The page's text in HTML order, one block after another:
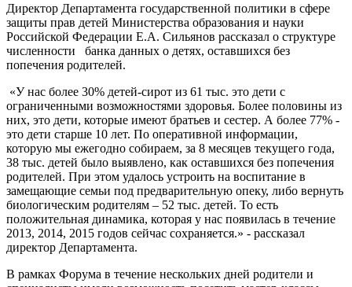
Директор Департамента государственной политики в сфере
защиты прав детей Министерства образования и науки
Российской Федерации Е.А. Сильянов рассказал о структуре
численности банка данных о детях, оставшихся без
попечения родителей.
«У нас более 30% детей-сирот из 61 тыс. это дети с
ограниченными возможностями здоровья. Более половины из
них, это дети, которые имеют братьев и сестер. А более 77% -
это дети старше 10 лет. По оперативной информации,
которую мы ежегодно собираем, за 8 месяцев текущего года,
38 тыс. детей было выявлено, как оставшихся без попечения
родителей. При этом удалось устроить на воспитание в
замещающие семьи под предварительную опеку, либо вернуть
биологическим родителям – 52 тыс. детей. То есть
положительная динамика, которая у нас появилась в течение
2013, 2014, 2015 годов сейчас сохраняется.» - рассказал
директор Департамента.
В рамках Форума в течение нескольких дней родители и